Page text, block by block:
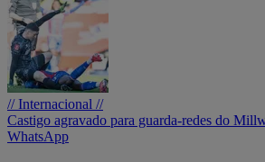
// Internacional //
Castigo agravado para guarda-redes do
WhatsApp